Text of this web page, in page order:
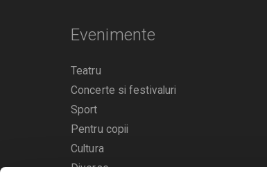
Evenimente
Teatru
Concerte si festivaluri
Sport
Pentru copii
Cultura
Diverse